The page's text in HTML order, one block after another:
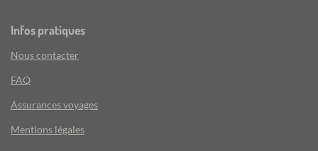
Infos pratiques
Nous contacter
FAQ
Assurances voyages
Mentions légales